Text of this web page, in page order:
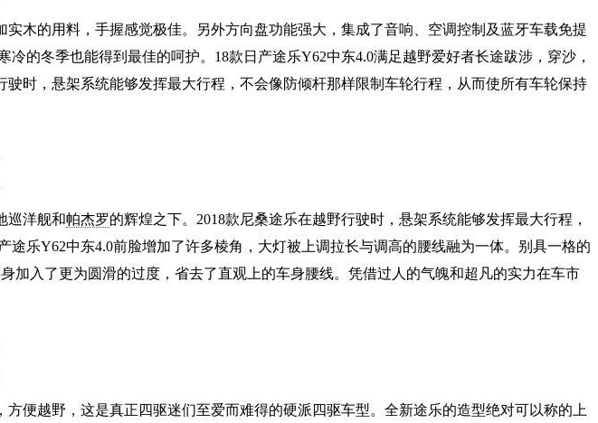
木的用料，手握感觉极佳。另外方向盘功能强大，集成了音响、空调控制及蓝牙车载免提
的冬季也能得到最佳的呵护。18款日产途乐Y62中东4.0满足越野爱好者长途跋涉，穿沙，
时，悬架系统能够发挥最大行程，不会像防倾杆那样限制车轮行程，从而使所有车轮保持
巡洋舰和帕杰罗的辉煌之下。2018款尼桑途乐在越野行驶时，悬架系统能够发挥最大行程，
乐Y62中东4.0前脸增加了许多棱角，大灯被上调拉长与调高的腰线融为一体。别具一格的
入了更为圆滑的过度，省去了直观上的车身腰线。凭借过人的气魄和超凡的实力在车市
便越野，这是真正四驱迷们至爱而难得的硬派四驱车型。全新途乐的造型绝对可以称的上